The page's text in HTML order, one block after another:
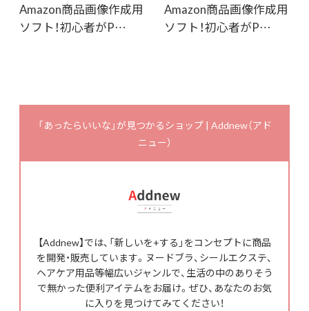
Amazon商品画像作成用
ソフト！初心者がP…
Amazon商品画像作成用
ソフト！初心者がP…
「あったらいいな」が見つかるショップ | Addnew（アド
ニュー）
【Addnew】では、「新しいを+する」をコンセプトに商品
を開発・販売しています。ヌードブラ、シールエクステ、
ヘアケア用品等幅広いジャンルで、生活の中のありそう
で無かった便利アイテムをお届け。ぜひ、あなたのお気
に入りを見つけてみてください！